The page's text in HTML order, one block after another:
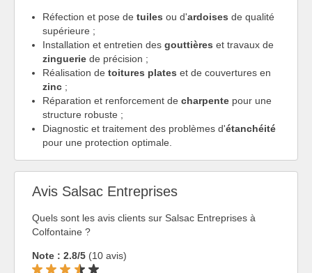
Réfection et pose de tuiles ou d'ardoises de qualité
supérieure ;
Installation et entretien des gouttières et travaux de
zinguerie de précision ;
Réalisation de toitures plates et de couvertures en
zinc ;
Réparation et renforcement de charpente pour une
structure robuste ;
Diagnostic et traitement des problèmes d'étanchéité
pour une protection optimale.
Avis Salsac Entreprises
Quels sont les avis clients sur Salsac Entreprises à
Colfontaine ?
Note : 2.8/5 (10 avis)